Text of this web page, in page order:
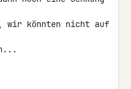
wir könnten nicht auf